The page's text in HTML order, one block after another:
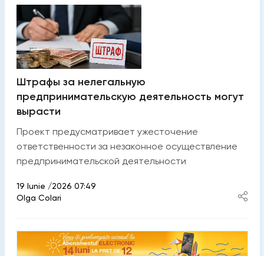
Штрафы за нелегальную
предпринимательскую деятельность могут
вырасти
Проект предусматривает ужесточение
ответственности за незаконное осуществление
предпринимательской деятельности
19 Iunie /2026 07:49
Olga Colari